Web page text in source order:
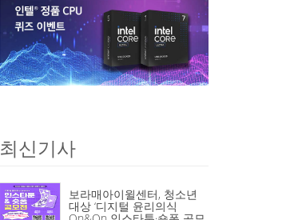
최신기사
보라매아이윌센터, 청소년
대상 ‘디지털 윤리의식